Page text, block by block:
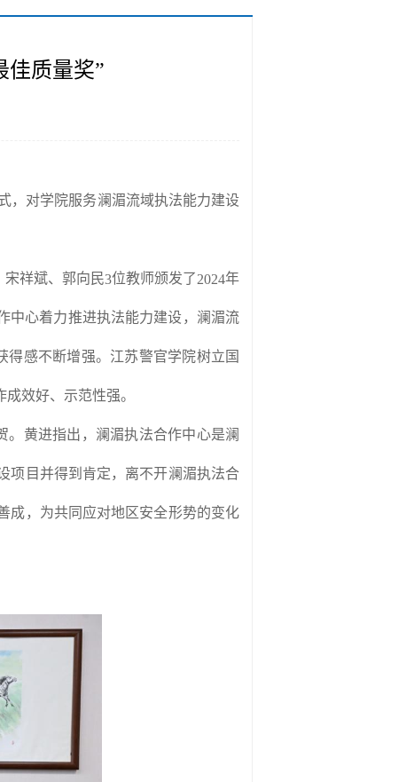
佳质量奖”
，对学院服务澜湄流域执法能力建设
宋祥斌、郭向民3位教师颁发了2024年
中心着力推进执法能力建设，澜湄流
感不断增强。江苏警官学院树立国
效好、示范性强。
。黄进指出，澜湄执法合作中心是澜
项目并得到肯定，离不开澜湄执法合
成，为共同应对地区安全形势的变化